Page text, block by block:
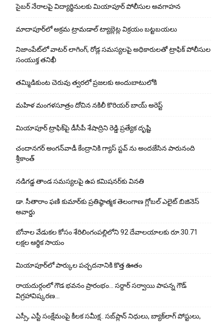
సైబర్ నేరాలపై విద్యార్థినులకు మియాపూర్ పోలీసుల అవగాహన
మాదాపూర్‌లో అక్రమ ట్రామడాల్ ట్యాబ్లెట్ల విక్రయం బట్టబయలు
నిజాంపేట్‌లో వాటర్ లాగింగ్, రోడ్ల సమస్యలపై అధికారులతో ట్రాఫిక్ పోలీసుల
సంయుక్త తనిఖీ
తమ్మిడికుంట చెరువు త్వరలో ప్రజలకు అందుబాటులోకి
మహిళ మంగళసూత్రం దోచిన నకిలీ కొరియర్ బాయ్ అరెస్ట్
మియాపూర్ ట్రాఫిక్‌పై డీసీపీ శేషాద్రిని రెడ్డి ప్రత్యేక దృష్టి
చందానగర్ అంగన్‌వాడీ కేంద్రానికి గ్యాస్ స్టవ్ ను అందజేసిన పారునంది
శ్రీకాంత్
నడిగడ్డ తాండ సమస్యలపై ఉప కమిషనర్‌కు వినతి
డా. సీతారాం ఫణి కుమార్‌కు ప్రతిష్ఠాత్మక తెలంగాణ గ్లోబల్ ఎలైట్ బిజినెస్
అవార్డు
బోనాల వేడుకల కోసం శేరిలింగంపల్లిలోని 92 దేవాలయాలకు రూ.30.71
లక్షల ఆర్థిక సాయం
మియాపూర్‌లో పార్కుల పచ్చదనానికి కొత్త ఊతం
రాయదుర్గంలో గౌడ భవనం ప్రారంభం… సర్దార్ సర్వాయి పాపన్న గౌడ్
విగ్రహావిష్కరణ…
ఎస్సీ, ఎస్టీ సంక్షేమంపై కీలక సమీక్ష.. సబ్‌ప్లాన్ నిధులు, బ్యాక్‌లాగ్ పోస్టులు,